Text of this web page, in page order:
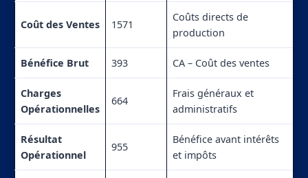
Coût des Ventes 1571
Coûts directs de
production
Bénéfice Brut 393 CA – Coût des ventes
Charges
Opérationnelles
664
Frais généraux et
administratifs
Résultat
Opérationnel
955
Bénéfice avant intérêts
et impôts